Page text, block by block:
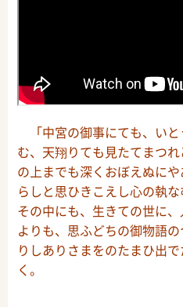
「中宮の御事にても、い
む、天翔りても見たてまつ
の上までも深くおぼえぬに
らしと思ひきこえし心の執
その中にも、生きての世に
よりも、思ふどちの御物語
りしありさまをのたまひ出
く。